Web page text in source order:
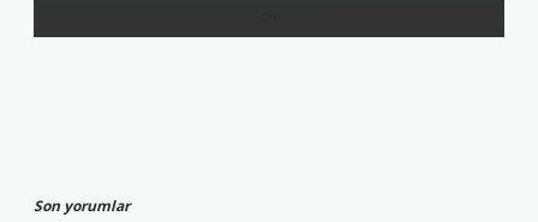
Son yorumlar